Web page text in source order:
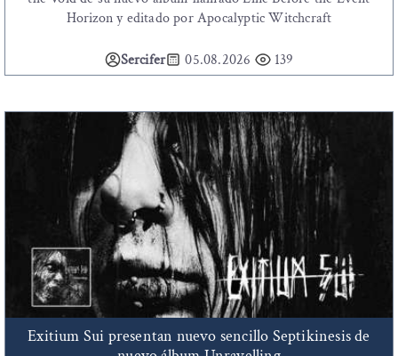
Horizon y editado por Apocalyptic Witchcraft
Sercifer 05.08.2026 139
Exitium Sui presentan nuevo sencillo Septikinesis de